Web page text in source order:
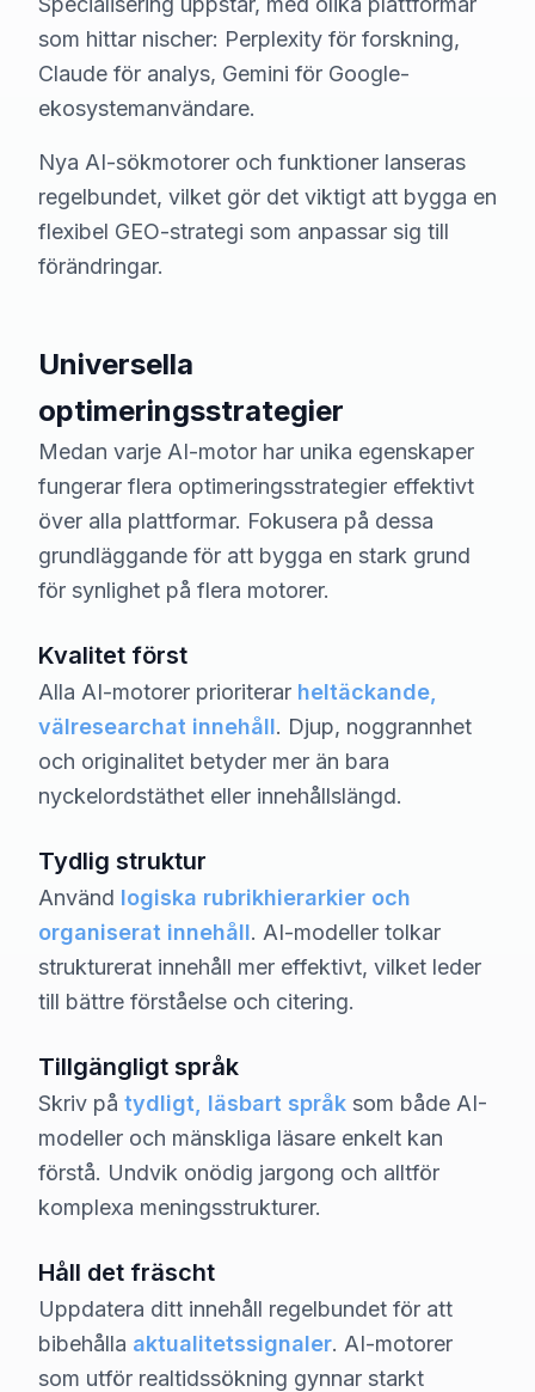
som hittar nischer: Perplexity för forskning,
Claude för analys, Gemini för Google-
ekosystemanvändare.
Nya AI-sökmotorer och funktioner lanseras
regelbundet, vilket gör det viktigt att bygga en
flexibel GEO-strategi som anpassar sig till
förändringar.
Universella
optimeringsstrategier
Medan varje AI-motor har unika egenskaper
fungerar flera optimeringsstrategier effektivt
över alla plattformar. Fokusera på dessa
grundläggande för att bygga en stark grund
för synlighet på flera motorer.
Kvalitet först
Alla AI-motorer prioriterar heltäckande,
välresearchat innehåll. Djup, noggrannhet
och originalitet betyder mer än bara
nyckelordstäthet eller innehållslängd.
Tydlig struktur
Använd logiska rubrikhierarkier och
organiserat innehåll. AI-modeller tolkar
strukturerat innehåll mer effektivt, vilket leder
till bättre förståelse och citering.
Tillgängligt språk
Skriv på tydligt, läsbart språk som både AI-
modeller och mänskliga läsare enkelt kan
förstå. Undvik onödig jargong och alltför
komplexa meningsstrukturer.
Håll det fräscht
Uppdatera ditt innehåll regelbundet för att
bibehålla aktualitetssignaler. AI-motorer
som utför realtidssökning gynnar starkt